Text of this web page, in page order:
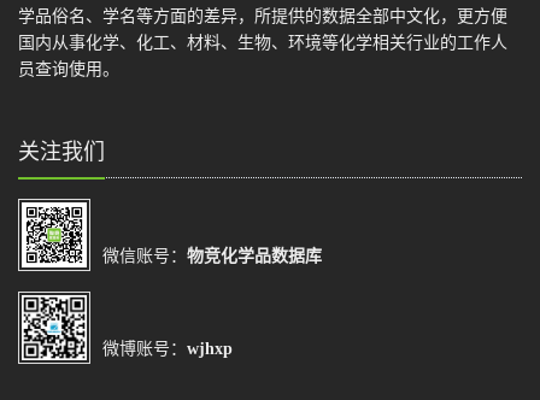
学品俗名、学名等方面的差异，所提供的数据全部中文化，更方便
国内从事化学、化工、材料、生物、环境等化学相关行业的工作人
员查询使用。
关注我们
微信账号： 物竞化学品数据库
微博账号： wjhxp